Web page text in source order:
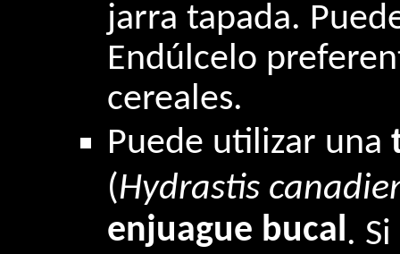
jarra tapada.
Endúlcelo
cereales.
Puede utilizar una
(Hydrastis
enjuague bucal.